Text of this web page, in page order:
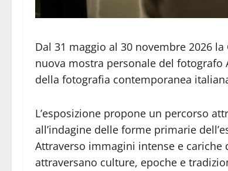
Dal 31 maggio al 30 novembre 2026
nuova mostra personale del
della fotografia contemporanea
L’esposizione propone un percorso
all’indagine delle forme primarie
Attraverso immagini intense e
attraversano culture, epoche e